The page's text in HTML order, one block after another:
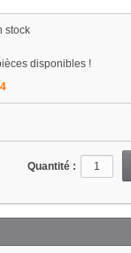
stock
disponibles !
Quantité :